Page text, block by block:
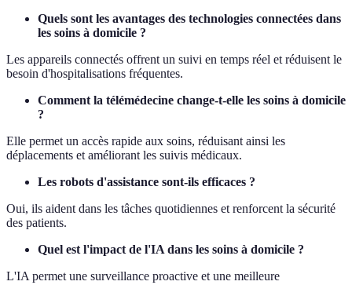
Quels sont les avantages des technologies connectées dans
les soins à domicile ?
Les appareils connectés offrent un suivi en temps réel et réduisent le
besoin d'hospitalisations fréquentes.
Comment la télémédecine change-t-elle les soins à domicile
?
Elle permet un accès rapide aux soins, réduisant ainsi les
déplacements et améliorant les suivis médicaux.
Les robots d'assistance sont-ils efficaces ?
Oui, ils aident dans les tâches quotidiennes et renforcent la sécurité
des patients.
Quel est l'impact de l'IA dans les soins à domicile ?
L'IA permet une surveillance proactive et une meilleure